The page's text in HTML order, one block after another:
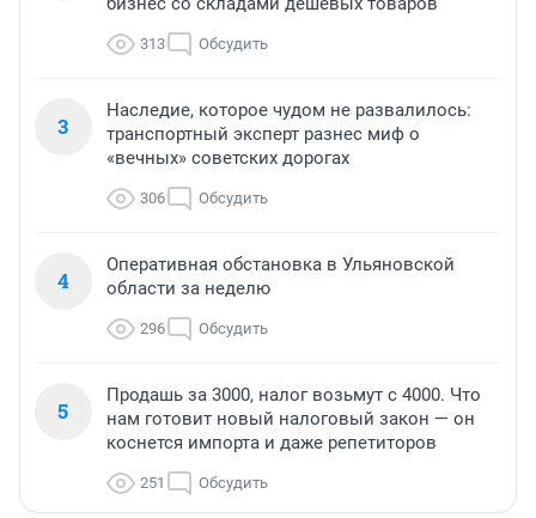
313 Обсудить
3
Наследие, которое чудом не развалилось:
транспортный эксперт разнес миф о
«вечных» советских дорогах
306 Обсудить
4
Оперативная обстановка в Ульяновской
области за неделю
296 Обсудить
5
Продашь за 3000, налог возьмут с 4000. Что
нам готовит новый налоговый закон — он
коснется импорта и даже репетиторов
251 Обсудить